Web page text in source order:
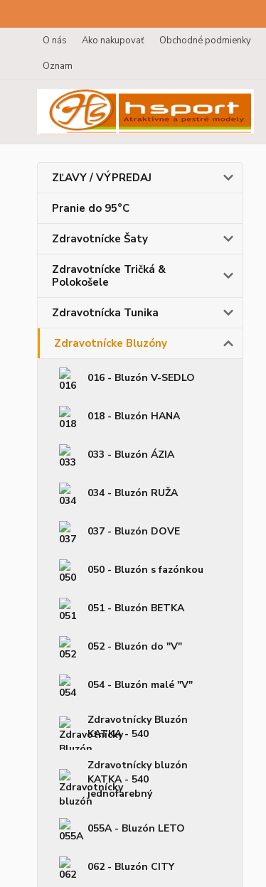
O nás Ako nakupovať Obchodné podmienky
Oznam
ZĽAVY / VÝPREDAJ
Pranie do 95°C
Zdravotnícke Šaty
Zdravotnícke Tričká &
Polokošele
Zdravotnícka Tunika
Zdravotnícke Bluzóny
016 - Bluzón V-SEDLO
018 - Bluzón HANA
033 - Bluzón ÁZIA
034 - Bluzón RUŽA
037 - Bluzón DOVE
050 - Bluzón s fazónkou
051 - Bluzón BETKA
052 - Bluzón do "V"
054 - Bluzón malé "V"
Zdravotnícky Bluzón
KATKA - 540
Zdravotnícky bluzón
KATKA - 540
jednofarebný
055A - Bluzón LETO
062 - Bluzón CITY